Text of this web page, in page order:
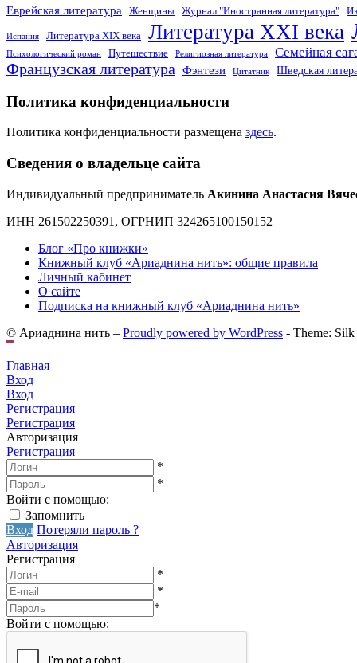
Еврейская литература Женщины Журнал "Иностранная литература"
Испания Литература XIX века Литература XXI века
Психологический роман Путешествие Религиозная литература Семейная
Французская литература Фэнтези Цитатник Шведская
Политика конфиденциальности
Политика конфиденциальности размещена здесь.
Сведения о владельце сайта
Индивидуальный предприниматель Акинина Анастасия
ИНН 261502250391, ОГРНИП 324265100150152
Блог «Про книжки»
Книжный клуб «Ариаднина нить»: общие правила
Личный кабинет
О сайте
Подписка на книжный клуб «Ариаднина нить»
© Ариаднина нить – Proudly powered by WordPress - Theme:
Главная
Вход
Вход
Регистрация
Регистрация
Авторизация
Регистрация
*
*
Войти с помощью:
Запомнить
Вход Потеряли пароль ?
Авторизация
Регистрация
*
*
*
Войти с помощью: